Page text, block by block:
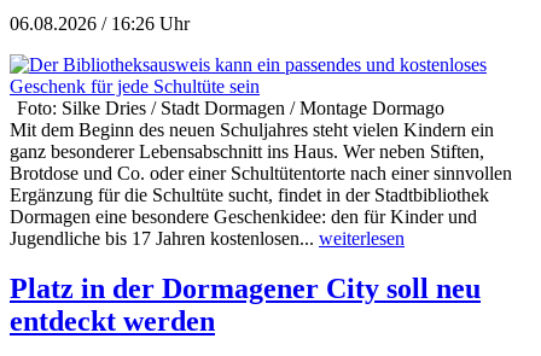
06.08.2026 / 16:26 Uhr
Foto: Silke Dries / Stadt Dormagen / Montage Dormago
Mit dem Beginn des neuen Schuljahres steht vielen Kindern ein
ganz besonderer Lebensabschnitt ins Haus. Wer neben Stiften,
Brotdose und Co. oder einer Schultütentorte nach einer sinnvollen
Ergänzung für die Schultüte sucht, findet in der Stadtbibliothek
Dormagen eine besondere Geschenkidee: den für Kinder und
Jugendliche bis 17 Jahren kostenlosen... weiterlesen
Platz in der Dormagener City soll neu
entdeckt werden